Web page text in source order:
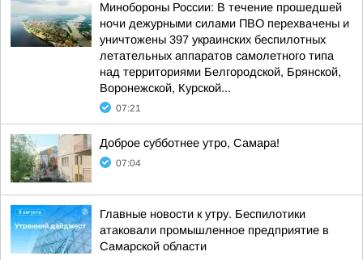
Минобороны России: В течение прошедшей
ночи дежурными силами ПВО перехвачены и
уничтожены 397 украинских беспилотных
летательных аппаратов самолетного типа
над территориями Белгородской, Брянской,
Воронежской, Курской...
07:21
Доброе субботнее утро, Самара!
07:04
Главные новости к утру. Беспилотики
атаковали промышленное предприятие в
Самарской области